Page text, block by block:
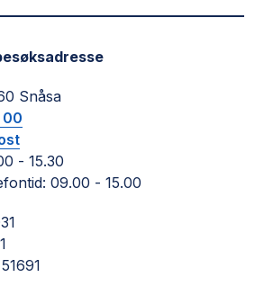
Snåsa
00
- 15.30
09.00 - 15.00